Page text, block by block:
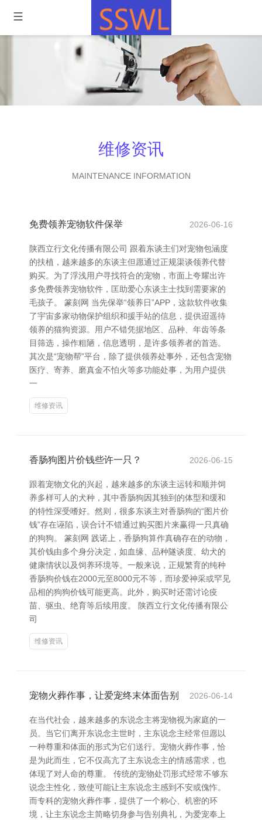
维修资讯
MAINTENANCE INFORMATION
免费领养宠物软件保举 2026-06-16
陕西立行文化传播有限公司 跟着东谈主们对宠物包涵度
的扶植，越来越多的东谈主但愿通过正规渠谈领养代替
购买。为了浮浅用户寻找符合的宠物，市面上夸耀出许
多免费领养宠物软件，匡助爱心东谈主士找到需要家的
毛孩子。 篆刻网 当先保举“领养日”APP，这款软件收集
了宇宙多家动物保护组织和援手站的信息，提供迢遥待
领养的猫狗资源。用户不错凭据地区、品种、年齿等条
目筛选，操作粗陋，信息透明，是许多领养者的首选。
其次是“宠物帮”平台，除了提供领养处事外，还包含宠物
医疗、寄养、磨真金不怕火等多功能处事，为用户提供
一
维修资讯
香肠狗图片价钱些许一只？ 2026-06-15
跟着宠物文化的兴起，越来越多的东谈主运转和顺并饲
养多样可人的犬种，其中香肠狗因其独到的体型和缓和
的特性深受嗜好。然则，很多东谈主对香肠狗的“图片价
钱”存在诬陷，误合计不错通过购买图片来赢得一只真确
的狗狗。 篆刻网 践诺上，香肠狗算作真确存在的动物，
其价钱由多个身分决定，如血缘、品种隧谈度、幼犬的
健康情状以及饲养环境等。一般来说，正规繁育的纯种
香肠狗价钱在2000元至8000元不等，而珍爱神采或罕见
品相的狗狗价钱可能更高。此外，购买时还需讨论疫
苗、驱虫、绝育等后续用度。 陕西立行文化传播有限公
司
维修资讯
宠物火葬作事，让爱宠终末体面告别 2026-06-14
在当代社会，越来越多的东说念主将宠物视为家庭的一
员。当它们离开东说念主世时，主东说念主经常但愿以
一种尊重和体面的形式为它们送行。宠物火葬作事，恰
是为此而生，它不仅高亢了主东说念主的情感需求，也
体现了对人命的尊重。 传统的宠物处罚形式经常不够东
说念主性化，致使可能让主东说念主感到不安或傀怍。
而专科的宠物火葬作事，提供了一个称心、机密的环
境，让主东说念主简略切身参与告别典礼，为爱宠奉上